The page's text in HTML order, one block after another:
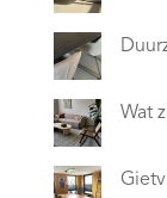
Wat